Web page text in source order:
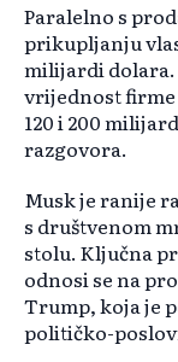
Paralelno s
prikupljanju
milijardi
vrijednost firme
120 i 200
razgovora.
Musk je ranije
s društvenom
stolu. Ključna
odnosi se na
Trump, koja je
političko-